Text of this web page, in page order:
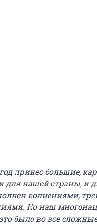
принес большие,
для нашей страны, и
волнениями,
Но наш
было во все